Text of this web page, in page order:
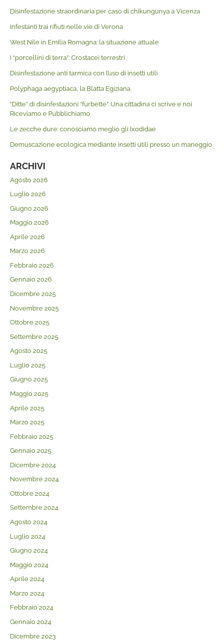
Disinfestazione straordinaria per caso di chikungunya a Vicenza
Infestanti trai rifiuti nelle vie di Verona
West Nile in Emilia Romagna: la situazione attuale
I “porcellini di terra”: Crostacei terrestri
Disinfestazione anti tarmica con l’uso di insetti utili
Polyphaga aegyptiaca, la Blatta Egiziana
“Ditte” di disinfestazioni “furbette”. Una cittadina ci scrive e noi
Riceviamo e Pubblichiamo
Le zecche dure: conosciamo meglio gli Ixodidae
Demuscazione ecologica mediante insetti utili presso un maneggio
ARCHIVI
Agosto 2026
Luglio 2026
Giugno 2026
Maggio 2026
Aprile 2026
Marzo 2026
Febbraio 2026
Gennaio 2026
Dicembre 2025
Novembre 2025
Ottobre 2025
Settembre 2025
Agosto 2025
Luglio 2025
Giugno 2025
Maggio 2025
Aprile 2025
Marzo 2025
Febbraio 2025
Gennaio 2025
Dicembre 2024
Novembre 2024
Ottobre 2024
Settembre 2024
Agosto 2024
Luglio 2024
Giugno 2024
Maggio 2024
Aprile 2024
Marzo 2024
Febbraio 2024
Gennaio 2024
Dicembre 2023